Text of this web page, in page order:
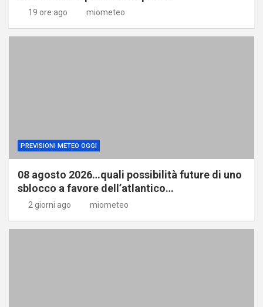
19 ore ago miometeo
PREVISIONI METEO OGGI
08 agosto 2026…quali possibilità future di uno
sblocco a favore dell’atlantico…
2 giorni ago miometeo